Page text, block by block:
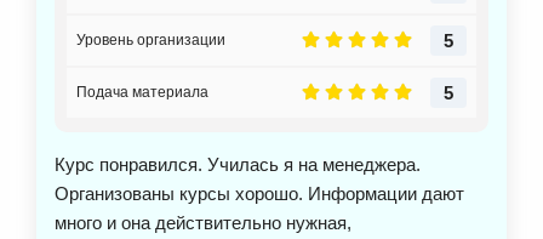
5
Уровень организации
5
Подача материала
Курс понравился. Училась я на менеджера.
Организованы курсы хорошо. Информации дают
много и она действительно нужная,